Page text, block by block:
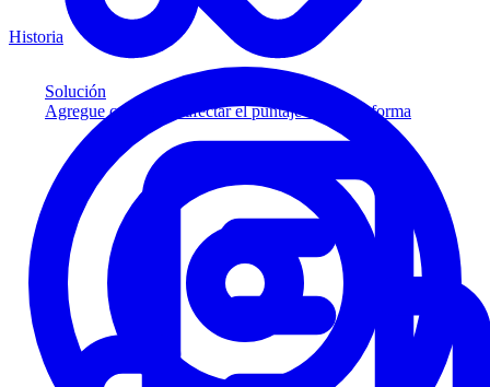
Solución
Agregue crédito sin afectar el puntaje a su plataforma
Historia